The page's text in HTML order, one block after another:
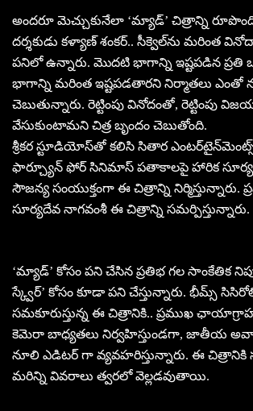
అందరూ మెచ్చుకునేలా ‘మ్యాడ్’ చిత్రాన్ని
దర్శకుడు కళ్యాణ్ శంకర్.. సీక్వెల్‌ను మరింత
పనిలో ఉన్నారు. మొదటి భాగాన్ని ఇష్టపడిన ప్రతి
భాగాన్ని మరింత ఇష్టపడతారని నిర్మాతలు ఎంతో
చెబుతున్నారు. రెట్టింపు వినోదంతో, రెట్టింపు
వేసుకుంటామని చిత్ర బృందం చెబుతోంది.
శ్రీకర స్టూడియోస్‌తో కలిసి సితార
ఫార్చ్యూన్ ఫోర్ సినిమాస్‌ పతాకాలపై హారిక
సౌజన్య సంయుక్తంగా ఈ చిత్రాన్ని నిర్మిస్తున్నారు.
సూర్యదేవ నాగవంశీ ఈ చిత్రాన్ని సమర్పిస్తున్నారు.
‘మ్యాడ్’ కోసం పని చేసిన ప్రతిభ గల సాంకేతిక
స్క్వేర్’ కోసం కూడా పని చేస్తున్నారు. భీమ్స్
సమకూరుస్తున్న ఈ చిత్రానికి.. ప్రముఖ
కెమెరా బాధ్యతలు నిర్వహిస్తుండగా, జాతీయ
నూలి ఎడిటర్ గా వ్యవహరిస్తున్నారు. ఈ చిత్రానికి
మరిన్ని వివరాలు త్వరలో వెల్లడవుతాయి.